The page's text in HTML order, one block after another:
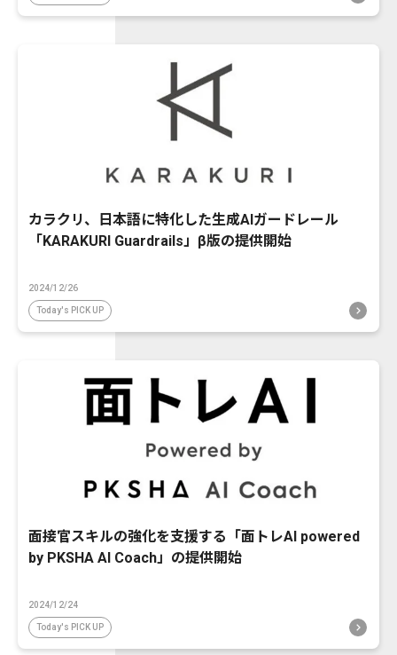
カラクリ、日本語に特化した生成AIガードレール
「KARAKURI Guardrails」β版の提供開始
2024/12/26
Today's PICK UP
面接官スキルの強化を支援する「面トレAI powered
by PKSHA AI Coach」の提供開始
2024/12/24
Today's PICK UP